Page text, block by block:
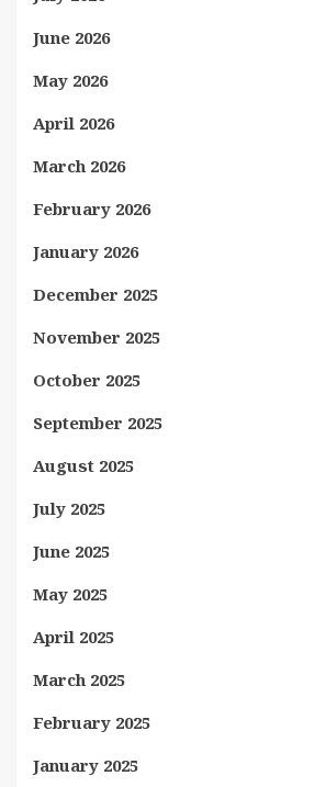
June 2026
May 2026
April 2026
March 2026
February 2026
January 2026
December 2025
November 2025
October 2025
September 2025
August 2025
July 2025
June 2025
May 2025
April 2025
March 2025
February 2025
January 2025